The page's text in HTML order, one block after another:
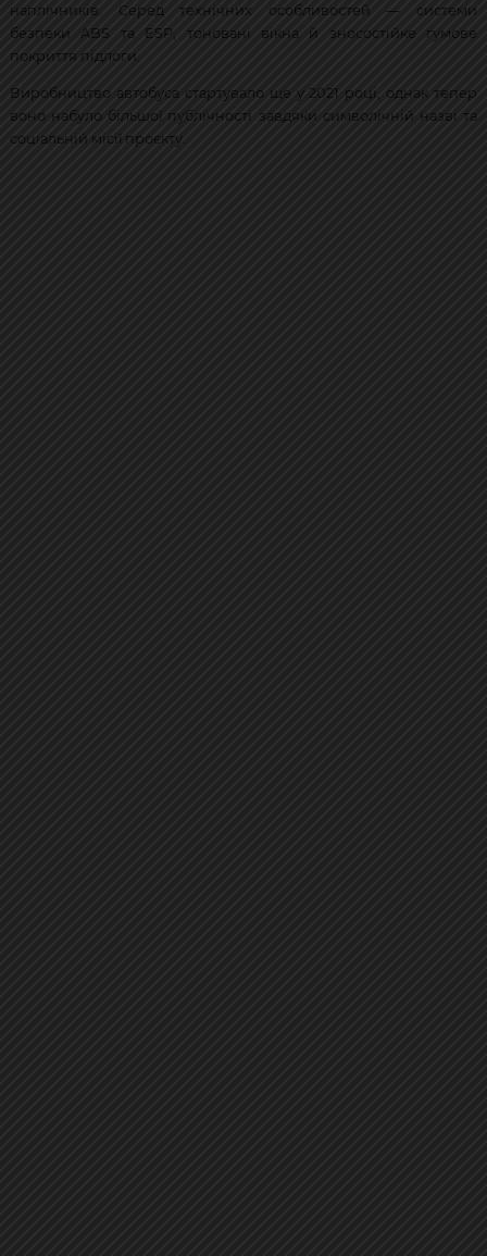
наплічників. Серед технічних особливостей — системи
безпеки ABS та ESP, тоновані вікна й зносостійке гумове
покриття підлоги.
Виробництво автобуса стартувало ще у 2021 році, однак тепер
воно набуло більшої публічності завдяки символічній назві та
соціальній місії проєкту.